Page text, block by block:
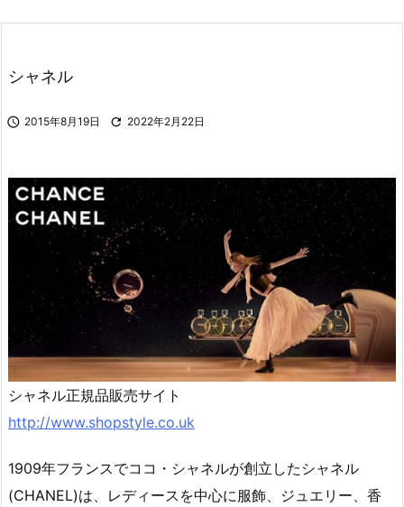

シャネル
 2015年8月19日  2022年2月22日
シャネル正規品販売サイト
http://www.shopstyle.co.uk
1909年フランスでココ・シャネルが創立したシャネル
(CHANEL)は、レディースを中心に服飾、ジュエリー、香